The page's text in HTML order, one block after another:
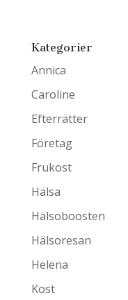
Kategorier
Annica
Caroline
Efterrätter
Företag
Frukost
Hälsa
Hälsoboosten
Hälsoresan
Helena
Kost